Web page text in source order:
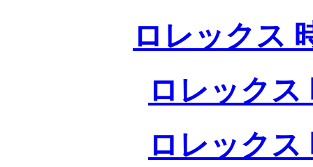
ロレックス
ロレックス
ロレックス